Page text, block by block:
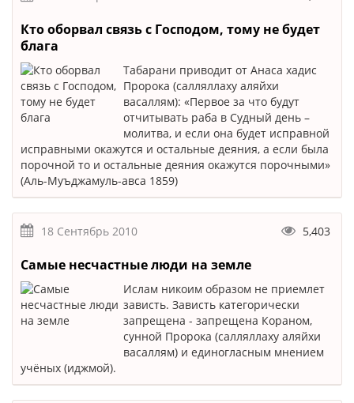
Кто оборвал связь с Господом, тому не будет
блага
Табарани приводит от Анаса хадис
Пророка (салляллаху аляйхи
васаллям): «Первое за что будут
отчитывать раба в Судный день –
молитва, и если она будет исправной
исправными окажутся и остальные деяния, а если была
порочной то и остальные деяния окажутся порочными»
(Аль-Муъджамуль-авса 1859)
18 Сентябрь 2010 5,403
Самые несчастные люди на земле
Ислам никоим образом не приемлет
зависть. Зависть категорически
запрещена - запрещена Кораном,
сунной Пророка (салляллаху аляйхи
васаллям) и единогласным мнением
учёных (иджмой).